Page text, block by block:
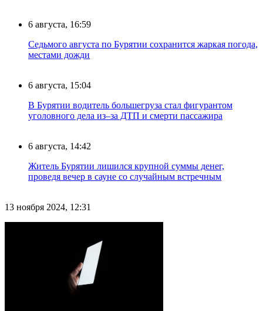
6 августа, 16:59
Седьмого августа по Бурятии сохранится жаркая погода,
местами дожди
6 августа, 15:04
В Бурятии водитель большегруза стал фигурантом
уголовного дела из–за ДТП и смерти пассажира
6 августа, 14:42
Житель Бурятии лишился крупной суммы денег,
проведя вечер в сауне со случайным встречным
13 ноября 2024, 12:31